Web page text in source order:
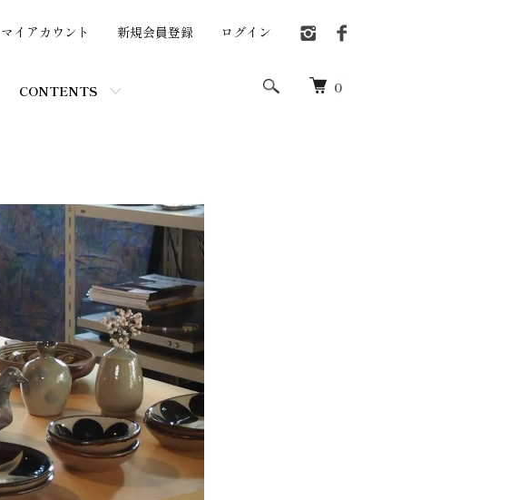
0
CONTENTS
マイアカウント 新規会員登録 ログイン